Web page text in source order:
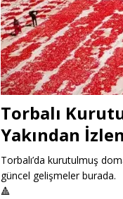
Torbalı
Yakından
Torbalı’da kurutulmuş
güncel gelişmeler burada.
🔺